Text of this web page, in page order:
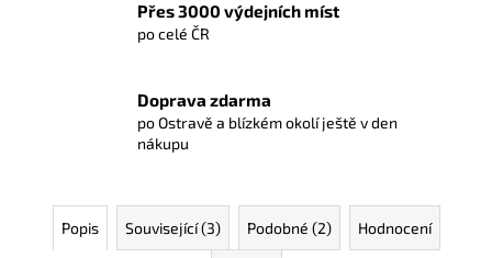
Přes 3000 výdejních míst
po celé ČR
Doprava zdarma
po Ostravě a blízkém okolí ještě v den
nákupu
Popis Související (3) Podobné (2) Hodnocení